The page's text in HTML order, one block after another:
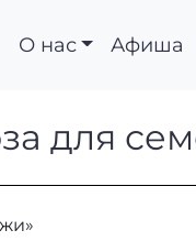
О нас Афиша
для